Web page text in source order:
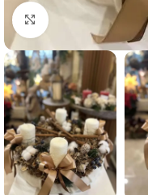
Click to enlarge